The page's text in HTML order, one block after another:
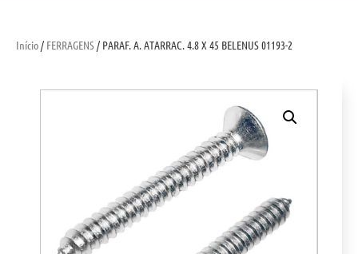
Início/ FERRAGENS/ PARAF. A. ATARRAC. 4.8 X 45 BELENUS 01193-2